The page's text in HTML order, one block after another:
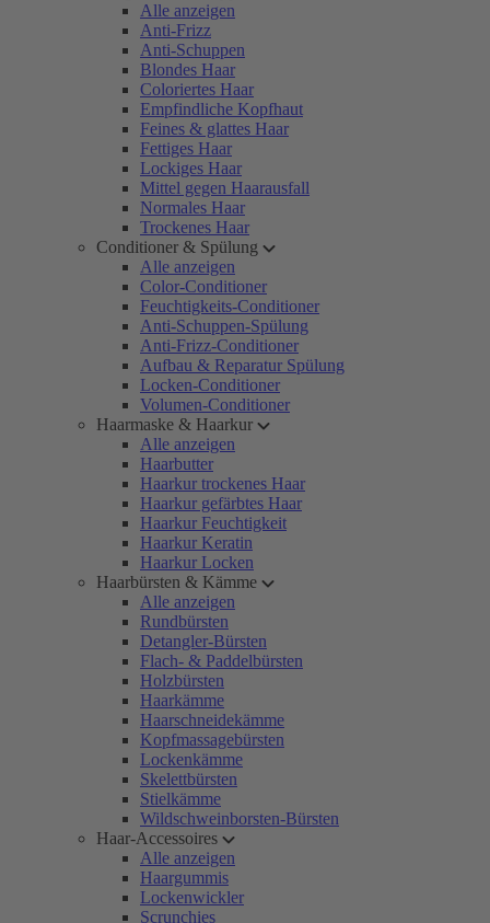
Alle anzeigen
Anti-Frizz
Anti-Schuppen
Blondes Haar
Coloriertes Haar
Empfindliche Kopfhaut
Feines & glattes Haar
Fettiges Haar
Lockiges Haar
Mittel gegen Haarausfall
Normales Haar
Trockenes Haar
Conditioner & Spülung
Alle anzeigen
Color-Conditioner
Feuchtigkeits-Conditioner
Anti-Schuppen-Spülung
Anti-Frizz-Conditioner
Aufbau & Reparatur Spülung
Locken-Conditioner
Volumen-Conditioner
Haarmaske & Haarkur
Alle anzeigen
Haarbutter
Haarkur trockenes Haar
Haarkur gefärbtes Haar
Haarkur Feuchtigkeit
Haarkur Keratin
Haarkur Locken
Haarbürsten & Kämme
Alle anzeigen
Rundbürsten
Detangler-Bürsten
Flach- & Paddelbürsten
Holzbürsten
Haarkämme
Haarschneidekämme
Kopfmassagebürsten
Lockenkämme
Skelettbürsten
Stielkämme
Wildschweinborsten-Bürsten
Haar-Accessoires
Alle anzeigen
Haargummis
Lockenwickler
Scrunchies